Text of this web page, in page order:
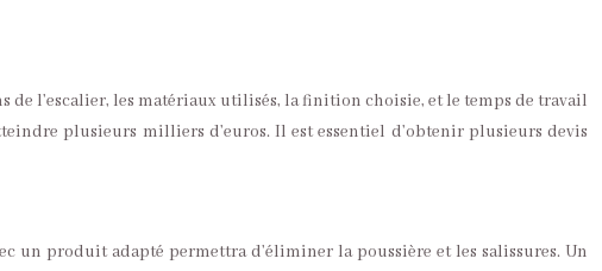
l’escalier, les matériaux utilisés, la finition choisie, et le temps de travail
plusieurs milliers d’euros. Il est essentiel d’obtenir plusieurs devis
un produit adapté permettra d’éliminer la poussière et les salissures. Un